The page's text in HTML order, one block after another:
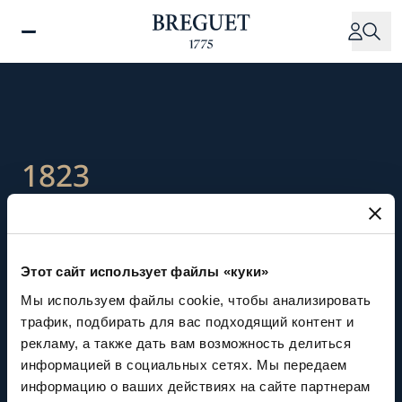
Этот сайт использует файлы «куки»
Мы используем файлы cookie, чтобы анализировать
трафик, подбирать для вас подходящий контент и
рекламу, а также дать вам возможность делиться
информацией в социальных сетях. Мы передаем
информацию о ваших действиях на сайте партнерам
1823
Смерть Абрахама-Луи
Бреге
Абрахам-Луи Бреге ушел из жизни в ночь
16 на 17 сентября в возрасте семидесяти
шести лет и восьми месяцев. После смерти